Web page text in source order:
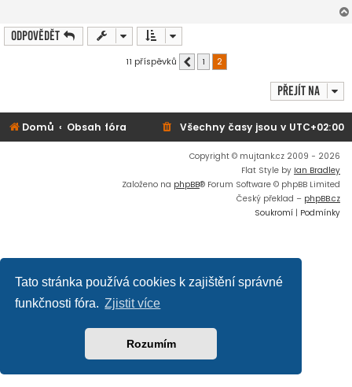
Tato stránka používá cookies k zajištění správné
funkčnosti fóra. Zjistit více
Rozumím
e
k
Odpovědět
11 příspěvků Předchozí
1 2
Přejít na
Domů Obsah fóra Všechny časy jsou v UTC+02:00
Copyright © mujtank.cz 2009 - 2026
Flat Style by Ian Bradley
Založeno na phpBB® Forum Software © phpBB Limited
Český překlad – phpBB.cz
Soukromí | Podmínky